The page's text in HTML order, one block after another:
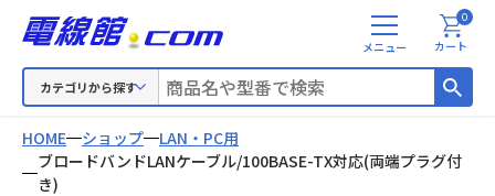
カテゴリから探す
メ
ニ
カート
0
HOME ショップ
LAN・PC用
ブロードバンドLANケーブル/100BASE-TX対応(両端プラグ付
き)